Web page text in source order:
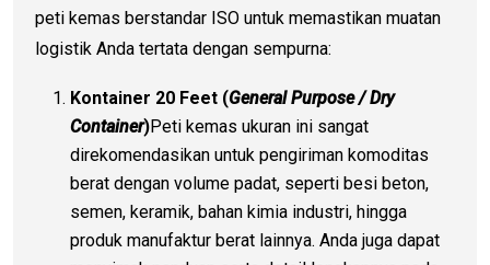
peti kemas berstandar ISO untuk memastikan muatan
logistik Anda tertata dengan sempurna:
Kontainer 20 Feet (General Purpose / Dry
Container)Peti kemas ukuran ini sangat
direkomendasikan untuk pengiriman komoditas
berat dengan volume padat, seperti besi beton,
semen, keramik, bahan kimia industri, hingga
produk manufaktur berat lainnya. Anda juga dapat